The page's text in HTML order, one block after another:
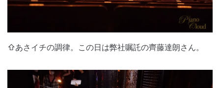
⇧あさイチの調律。この日は弊社嘱託の齊藤達朗さん。